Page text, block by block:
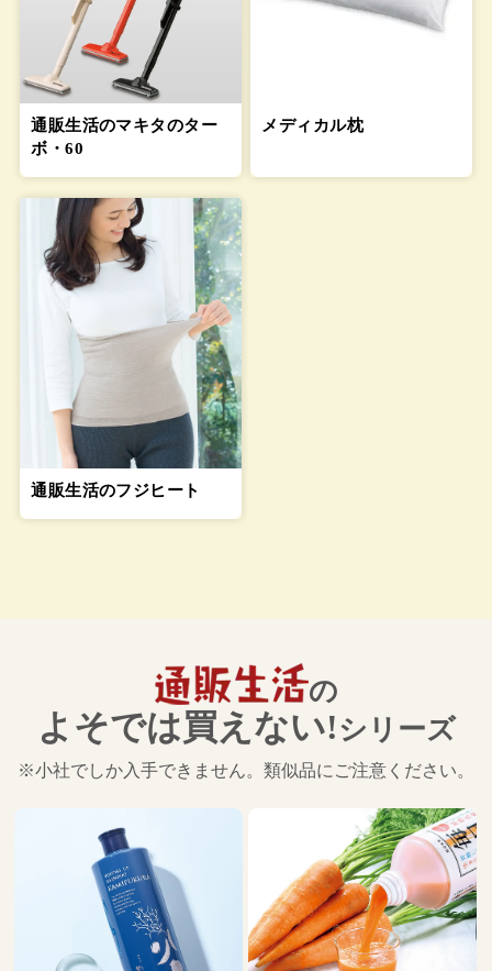
通販生活のマキタのター
ボ・60
メディカル枕
通販生活のフジヒート
の
よそでは買えない!シリーズ
※小社でしか入手できません。類似品にご注意ください。
搾り立て
税込